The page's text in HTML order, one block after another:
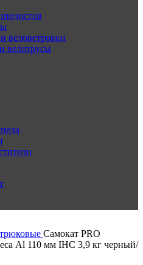
веловетровки
велотрусы
Самокат PRO
Al 110 мм IHC 3,9 кг черный/